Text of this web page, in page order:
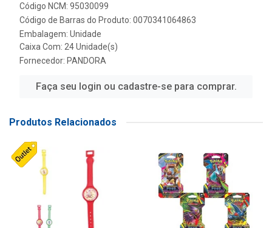
Código NCM: 95030099
Código de Barras do Produto: 0070341064863
Embalagem: Unidade
Caixa Com: 24 Unidade(s)
Fornecedor: PANDORA
Faça seu login ou cadastre-se para comprar.
Produtos Relacionados